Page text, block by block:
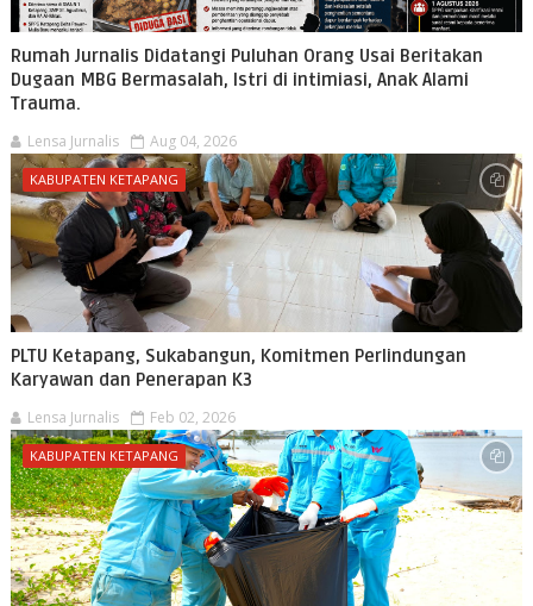
Rumah Jurnalis Didatangi Puluhan Orang Usai Beritakan
Dugaan MBG Bermasalah, Istri di intimiasi, Anak Alami
Trauma.
Lensa Jurnalis Aug 04, 2026
KABUPATEN KETAPANG
PLTU Ketapang, Sukabangun, Komitmen Perlindungan
Karyawan dan Penerapan K3
Lensa Jurnalis Feb 02, 2026
KABUPATEN KETAPANG